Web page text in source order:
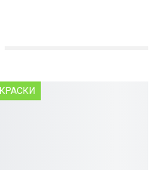
КРАСКИ